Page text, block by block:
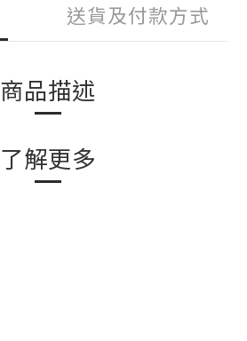
送貨及付款方式
商品描述
了解更多